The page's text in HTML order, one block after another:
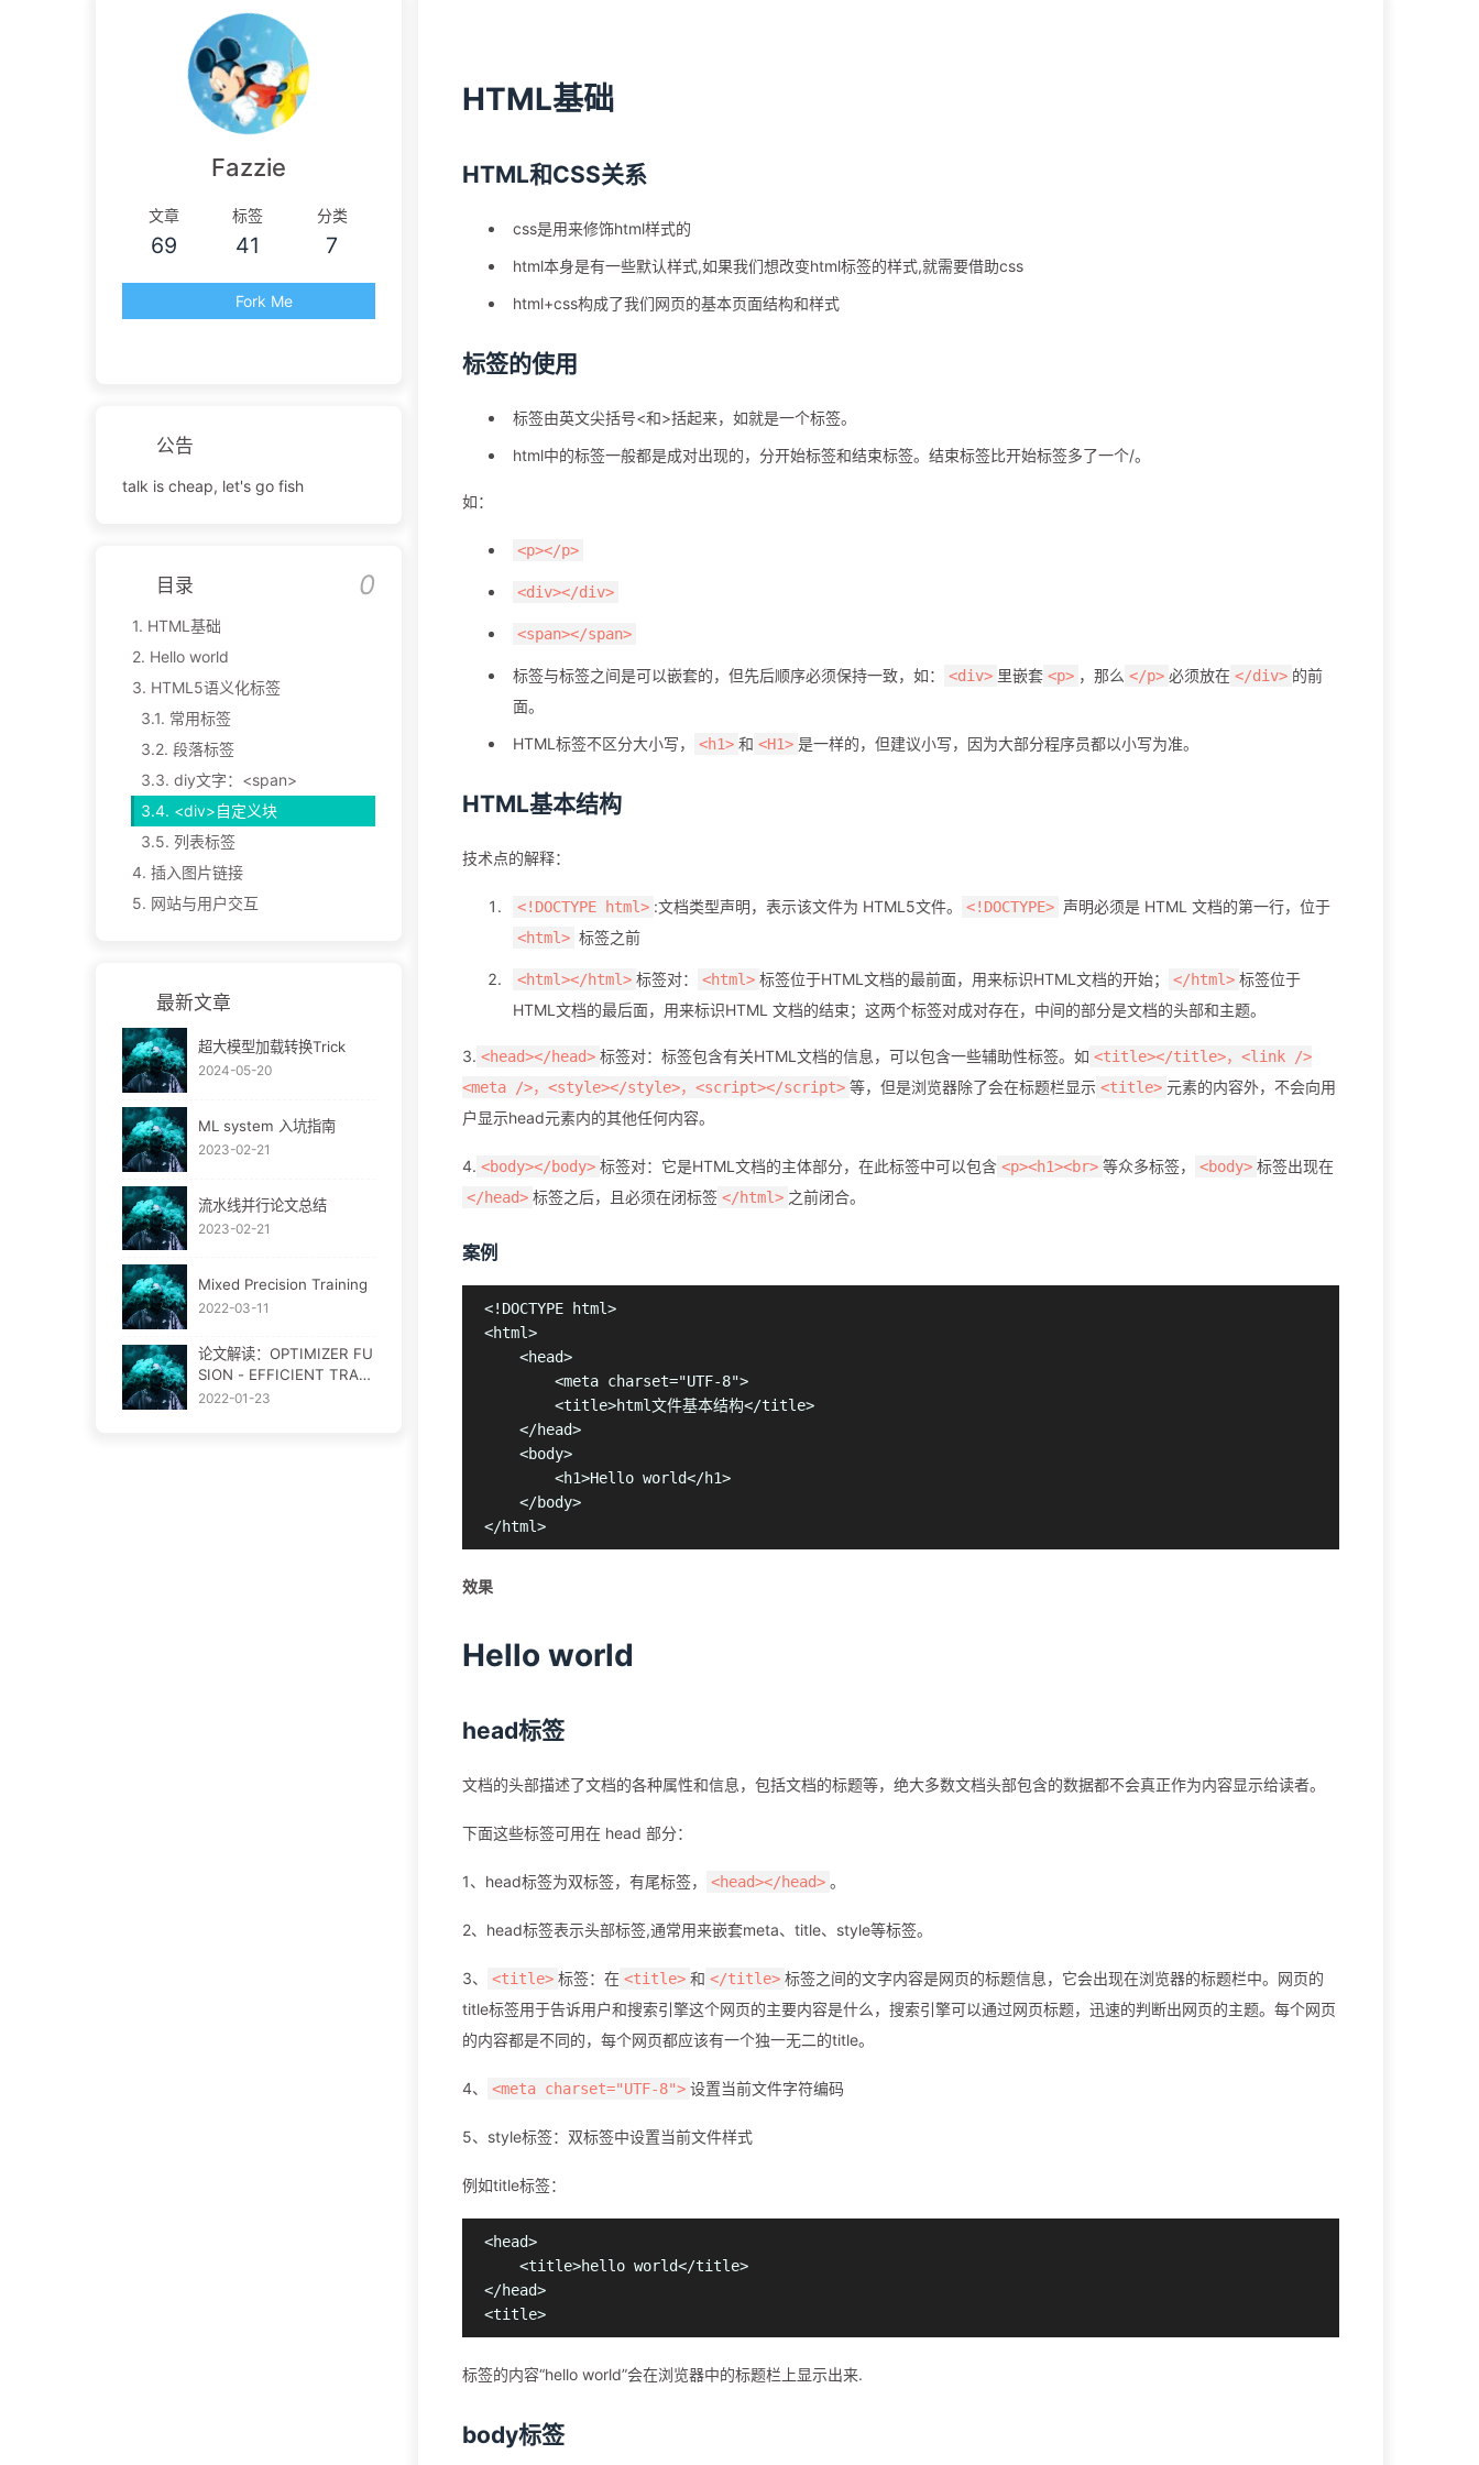
HTML基础
HTML和CSS关系
css是用来修饰html样式的
html本身是有一些默认样式,如果我们想改变html标签的样式,就需要借助css
html+css构成了我们网页的基本页面结构和样式
标签的使用
标签由英文尖括号<和>括起来，如就是一个标签。
html中的标签一般都是成对出现的，分开始标签和结束标签。结束标签比开始标签多了一个/。
如：
<p></p>
<div></div>
<span></span>
标签与标签之间是可以嵌套的，但先后顺序必须保持一致，如： <div> 里嵌套 <p> ，那么 </p> 必须放在 </div> 的前
面。
HTML标签不区分大小写，
<h1> 和 <H1> 是一样的，但建议小写，因为大部分程序员都以小写为准。
HTML基本结构
技术点的解释：
<!DOCTYPE html> :文档类型声明，表示该文件为 HTML5文件。 <!DOCTYPE> 声明必须是 HTML 文档的第一行，位于
<html> 标签之前
<html></html> 标签对： <html> 标签位于HTML文档的最前面，用来标识HTML文档的开始； </html> 标签位于
HTML文档的最后面，用来标识HTML 文档的结束；这两个标签对成对存在，中间的部分是文档的头部和主题。
3. <head></head> 标签对：标签包含有关HTML文档的信息，可以包含一些辅助性标签。如 <title></title>，<link />
<meta />，<style></style>，<script></script> 等，但是浏览器除了会在标题栏显示 <title> 元素的内容外，不会向用
户显示head元素内的其他任何内容。
4. <body></body> 标签对：它是HTML文档的主体部分，在此标签中可以包含 <p><h1><br> 等众多标签， <body> 标签出现在
</head> 标签之后，且必须在闭标签 </html> 之前闭合。
案例
<!DOCTYPE html>
<html>
    <head>
        <meta charset="UTF-8">
        <title>html文件基本结构</title>
    </head>
    <body>
        <h1>Hello world</h1>
    </body>
</html>
效果
Hello world
head标签
文档的头部描述了文档的各种属性和信息，包括文档的标题等，绝大多数文档头部包含的数据都不会真正作为内容显示给读者。
下面这些标签可用在 head 部分：
1、head标签为双标签，有尾标签， <head></head> 。
2、head标签表示头部标签,通常用来嵌套meta、title、style等标签。
3、 <title> 标签：在 <title> 和 </title> 标签之间的文字内容是网页的标题信息，它会出现在浏览器的标题栏中。网页的
title标签用于告诉用户和搜索引擎这个网页的主要内容是什么，搜索引擎可以通过网页标题，迅速的判断出网页的主题。每个网页
的内容都是不同的，每个网页都应该有一个独一无二的title。
4、 <meta charset="UTF-8"> 设置当前文件字符编码
5、style标签：双标签中设置当前文件样式
例如title标签：
<head>
    <title>hello world</title>
</head>
<title>
标签的内容“hello world”会在浏览器中的标题栏上显示出来.
body标签
Fazzie
文章
69
标签
41
分类
7
Fork Me
公告
talk is cheap, let's go fish
目录
1. HTML基础
2. Hello world
3. HTML5语义化标签
3.1. 常用标签
3.2. 段落标签
3.3. diy文字：<span>
3.4. <div>自定义块
3.5. 列表标签
4. 插入图片链接
5. 网站与用户交互
最新文章
超大模型加载转换Trick
2024-05-20
ML system 入坑指南
2023-02-21
流水线并行论文总结
2023-02-21
Mixed Precision Training
2022-03-11
论文解读：OPTIMIZER FU
SION - EFFICIENT TRAIN
ING WITH BETTER LOCA
2022-01-23